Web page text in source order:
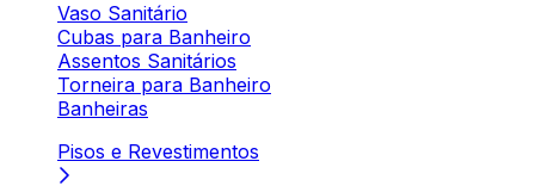
Vaso Sanitário
Cubas para Banheiro
Assentos Sanitários
Torneira para Banheiro
Banheiras
Pisos e Revestimentos